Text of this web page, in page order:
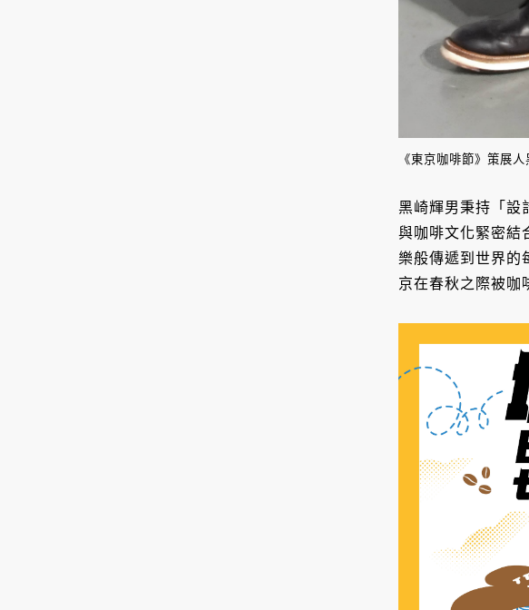
《東京咖啡節》策展人
黑崎輝男秉持「設
與咖啡文化緊密結
樂般傳遞到世界的
京在春秋之際被咖